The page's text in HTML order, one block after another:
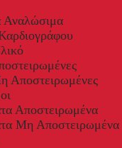
Αναλώσιμα
Αποστειρωμένες
Αποστειρωμένα
Μη Αποστειρωμένα